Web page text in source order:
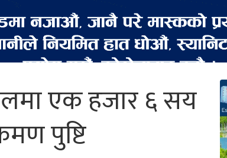
एक हजार ६ सय
पुष्टि